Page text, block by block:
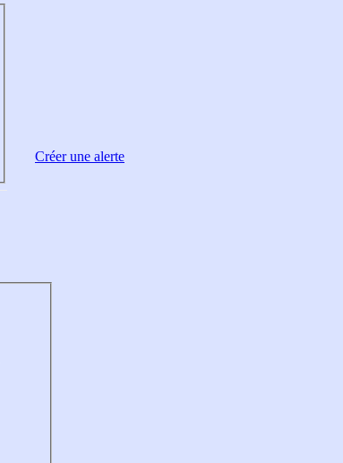
Créer une alerte